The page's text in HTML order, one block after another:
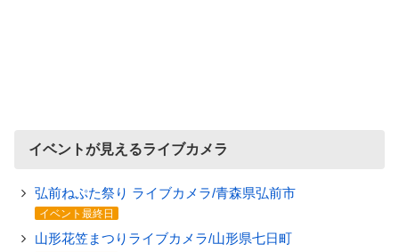
イベントが見えるライブカメラ
弘前ねぷた祭り ライブカメラ/青森県弘前市
イベント最終日
山形花笠まつりライブカメラ/山形県七日町